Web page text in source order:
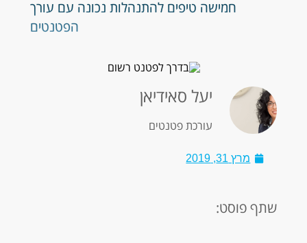
חמישה טיפים להתנהלות נכונה עם עורך
הפטנטים
יעל סאידיאן
עורכת פטנטים
מרץ 31, 2019
שתף פוסט: